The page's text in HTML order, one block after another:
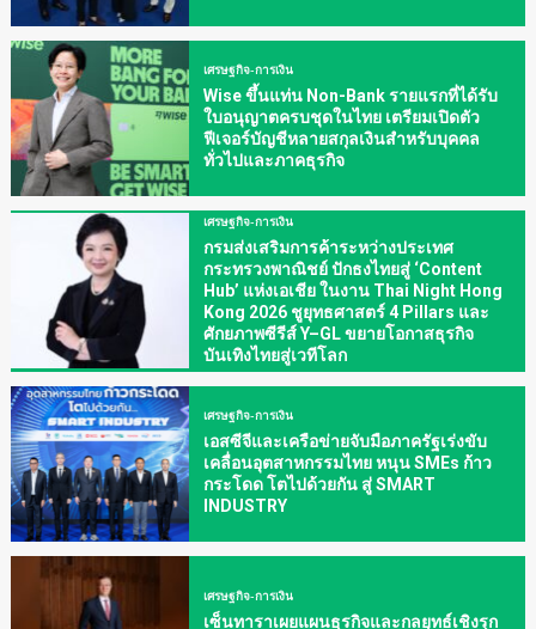
เศรษฐกิจ-การเงิน
Wise ขึ้นแท่น Non-Bank รายแรกที่ได้รับ
ใบอนุญาตครบชุดในไทย เตรียมเปิดตัว
ฟีเจอร์บัญชีหลายสกุลเงินสำหรับบุคคล
ทั่วไปและภาคธุรกิจ
เศรษฐกิจ-การเงิน
กรมส่งเสริมการค้าระหว่างประเทศ
กระทรวงพาณิชย์ ปักธงไทยสู่ ‘Content
Hub’ แห่งเอเชีย ในงาน Thai Night Hong
Kong 2026 ชูยุทธศาสตร์ 4 Pillars และ
ศักยภาพซีรีส์ Y–GL ขยายโอกาสธุรกิจ
บันเทิงไทยสู่เวทีโลก
เศรษฐกิจ-การเงิน
เอสซีจีและเครือข่ายจับมือภาครัฐเร่งขับ
เคลื่อนอุตสาหกรรมไทย หนุน SMEs ก้าว
กระโดด โตไปด้วยกัน สู่ SMART
INDUSTRY
เศรษฐกิจ-การเงิน
เซ็นทาราเผยแผนธุรกิจและกลยุทธ์เชิงรุก